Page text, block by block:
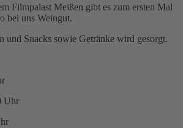
Filmpalast Meißen gibt es zum ersten Mal
bei uns Weingut.
und Snacks sowie Getränke wird gesorgt.
Uhr